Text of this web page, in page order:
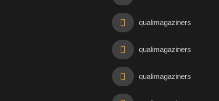
qualimagaziners
qualimagaziners
qualimagaziners